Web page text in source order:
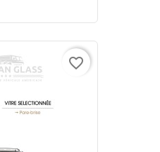
favorite_border